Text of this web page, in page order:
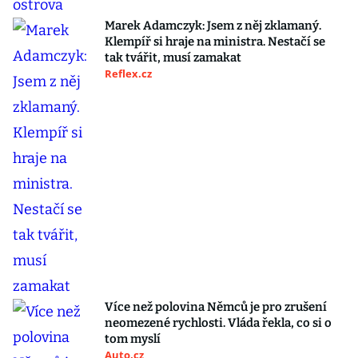
Marek Adamczyk: Jsem z něj zklamaný.
Klempíř si hraje na ministra. Nestačí se
tak tvářit, musí zamakat
Reflex.cz
Více než polovina Němců je pro zrušení
neomezené rychlosti. Vláda řekla, co si o
tom myslí
Auto.cz